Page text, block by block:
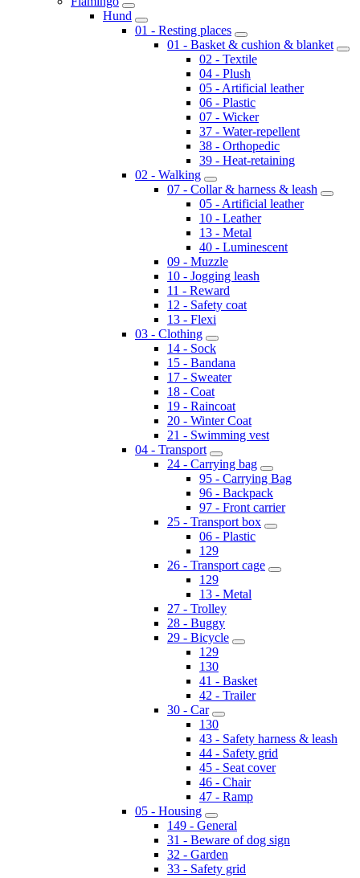
Hund
01 - Resting places
01 - Basket & cushion & blanket
02 - Textile
04 - Plush
05 - Artificial leather
06 - Plastic
07 - Wicker
37 - Water-repellent
38 - Orthopedic
39 - Heat-retaining
02 - Walking
07 - Collar & harness & leash
05 - Artificial leather
10 - Leather
13 - Metal
40 - Luminescent
09 - Muzzle
10 - Jogging leash
11 - Reward
12 - Safety coat
13 - Flexi
03 - Clothing
14 - Sock
15 - Bandana
17 - Sweater
18 - Coat
19 - Raincoat
20 - Winter Coat
21 - Swimming vest
04 - Transport
24 - Carrying bag
95 - Carrying Bag
96 - Backpack
97 - Front carrier
25 - Transport box
06 - Plastic
129
26 - Transport cage
129
13 - Metal
27 - Trolley
28 - Buggy
29 - Bicycle
129
130
41 - Basket
42 - Trailer
30 - Car
130
43 - Safety harness & leash
44 - Safety grid
45 - Seat cover
46 - Chair
47 - Ramp
05 - Housing
149 - General
31 - Beware of dog sign
32 - Garden
33 - Safety grid